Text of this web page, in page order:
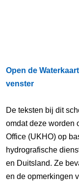
Open de
venster
De teksten bij dit
omdat deze worden
Office (UKHO) op
hydrografische
en Duitsland. Ze
en de opmerkingen